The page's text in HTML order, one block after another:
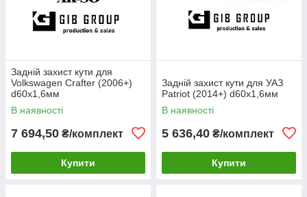
Задній захист кути для
Volkswagen Crafter (2006+)
d60х1,6мм
В наявності
7 694,50 ₴/комплект
Купити
Задній захист кути для УАЗ
Patriot (2014+) d60х1,6мм
В наявності
5 636,40 ₴/комплект
Купити